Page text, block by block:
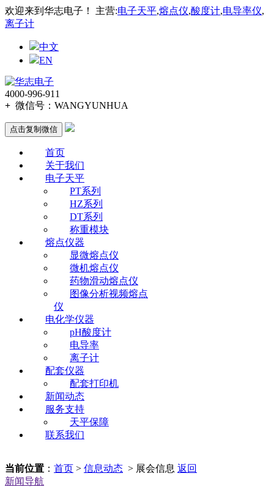
欢迎来到华志电子！ 主营:电子天平,熔点仪,酸度计,电导率仪,
离子计
中文
EN
4000-996-911
+ 微信号： WANGYUNHUA
点击复制微信
首页
关于我们
电子天平
PT系列
HZ系列
DT系列
称重模块
熔点仪器
显微熔点仪
微机熔点仪
药物滑动熔点仪
图像分析视频熔点
仪
电化学仪器
pH酸度计
电导率
离子计
配套仪器
配套打印机
新闻动态
服务支持
天平保障
联系我们
当前位置 ： 首页 > 信息动态 > 展会信息 返回
新闻导航